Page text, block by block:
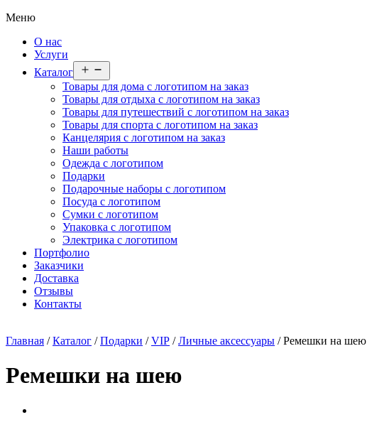
Меню
О нас
Услуги
Каталог
меню
Товары для дома с логотипом на заказ
Товары для отдыха с логотипом на заказ
Товары для путешествий с логотипом на заказ
Товары для спорта с логотипом на заказ
Канцелярия с логотипом на заказ
Наши работы
Одежда с логотипом
Подарки
Подарочные наборы с логотипом
Посуда с логотипом
Сумки с логотипом
Упаковка с логотипом
Электрика с логотипом
Портфолио
Заказчики
Доставка
Отзывы
Контакты
Главная /Каталог /Подарки /VIP /Личные аксессуары / Ремешки на шею
Ремешки на шею